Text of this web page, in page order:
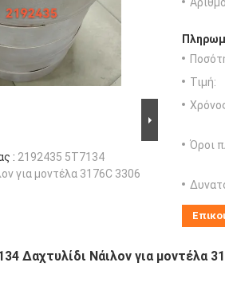
: 2192435 5T7134
για μοντέλα 3176C 3306
Τιμή:
Όροι
Δαχτυλίδι Νάιλον για μοντέλα